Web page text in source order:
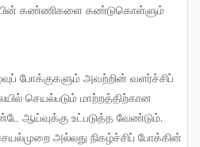
கண்ணிகளை கண்டுகொள்ளும்
செயல்படும் மாற்றத்திற்கான
உட்படுத்த வேண்டும்.
அல்லது நிகழ்ச்சிப் போக்கின்